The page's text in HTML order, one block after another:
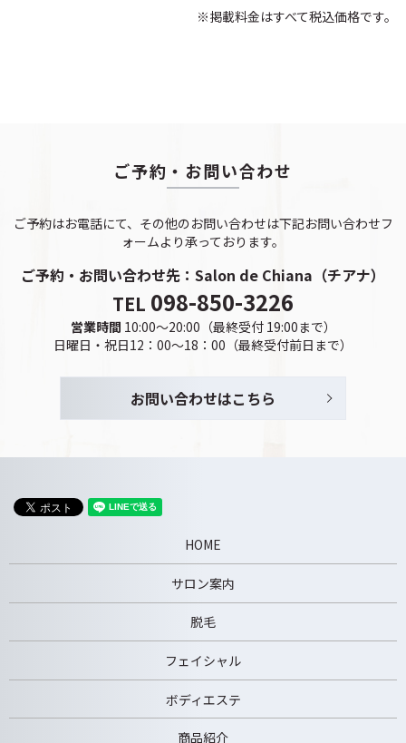
※掲載料金はすべて税込価格です。
ご予約・お問い合わせ
ご予約はお電話にて、その他のお問い合わせは下記お問い合わせフ
ォームより承っております。
ご予約・お問い合わせ先： Salon de Chiana（チアナ）
TEL 098-850-3226
営業時間 10:00～20:00（最終受付 19:00まで）
日曜日・祝日12：00～18：00（最終受付前日まで）
お問い合わせはこちら
HOME
サロン案内
脱毛
フェイシャル
ボディエステ
商品紹介